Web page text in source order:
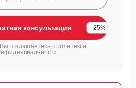
консультация -25%
соглашаетесь с политикой